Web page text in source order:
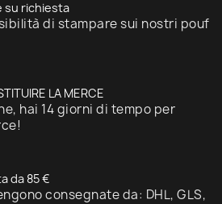
su richiesta
di stampare sui nostri pouf
LA MERCE
hai 14 giorni di tempo per
da 85 €
consegnate da: DHL, GLS,